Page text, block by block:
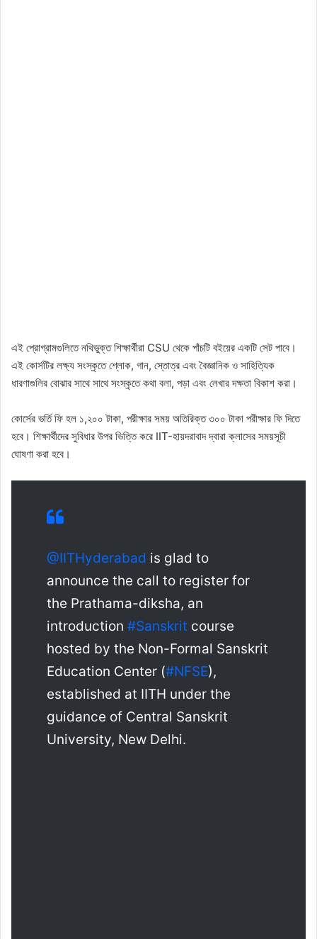
এই প্রোগ্রামগুলিতে নথিভুক্ত শিক্ষার্থীরা CSU থেকে পাঁচটি বইয়ের একটি সেট পাবে।
এই কোর্সটির লক্ষ্য সংস্কৃতে শ্লোক, গান, স্তোত্র এবং বৈজ্ঞানিক ও সাহিত্যিক
ধারণাগুলির বোঝার সাথে সাথে সংস্কৃতে কথা বলা, পড়া এবং লেখার দক্ষতা বিকাশ করা।
কোর্সের ভর্তি ফি হল ১,২০০ টাকা, পরীক্ষার সময় অতিরিক্ত ৩০০ টাকা পরীক্ষার ফি দিতে
হবে। শিক্ষার্থীদের সুবিধার উপর ভিত্তি করে IIT-হায়দরাবাদ দ্বারা ক্লাসের সময়সূচী
ঘোষণা করা হবে।
@IITHyderabad is glad to
announce the call to register for
the Prathama-diksha, an
introduction #Sanskrit course
hosted by the Non-Formal Sanskrit
Education Center (#NFSE),
established at IITH under the
guidance of Central Sanskrit
University, New Delhi.